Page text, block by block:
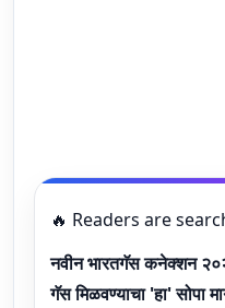
🔥 Readers are
नवीन भारतगॅस कनेक्शन
गॅस मिळवण्याचा 'हा' सोपा